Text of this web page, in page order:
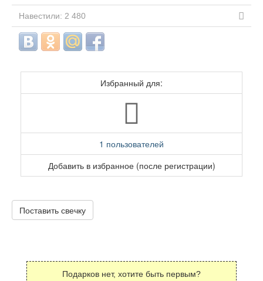
Навестили: 2 480
Избранный для:
1 пользователей
Добавить в избранное (после регистрации)
Поставить свечку
Подарков нет, хотите быть первым?